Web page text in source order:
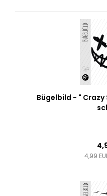
Bügelbild - " Crazy
4,99